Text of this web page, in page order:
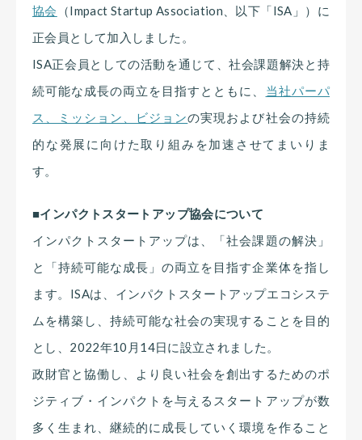
協会
（Impact Startup Association、以下「ISA」）に
正会員として加入しました。
ISA正会員としての活動を通じて、社会課題解決と持
続可能な成長の両立を目指すとともに、 当社パーパ
ス、ミッション、ビジョンの実現および社会の持続
的な発展に向けた取り組みを加速させてまいりま
す。
■インパクトスタートアップ協会について
インパクトスタートアップは、「社会課題の解決」
と「持続可能な成長」の両立を目指す企業体を指し
ます。ISAは、インパクトスタートアップエコシステ
ムを構築し、持続可能な社会の実現することを目的
とし、2022年10月14日に設立されました。
政財官と協働し、より良い社会を創出するためのポ
ジティブ・インパクトを与えるスタートアップが数
多く生まれ、継続的に成長していく環境を作ること